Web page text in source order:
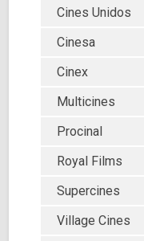
Cines Unidos
Cinesa
Cinex
Multicines
Procinal
Royal Films
Supercines
Village Cines